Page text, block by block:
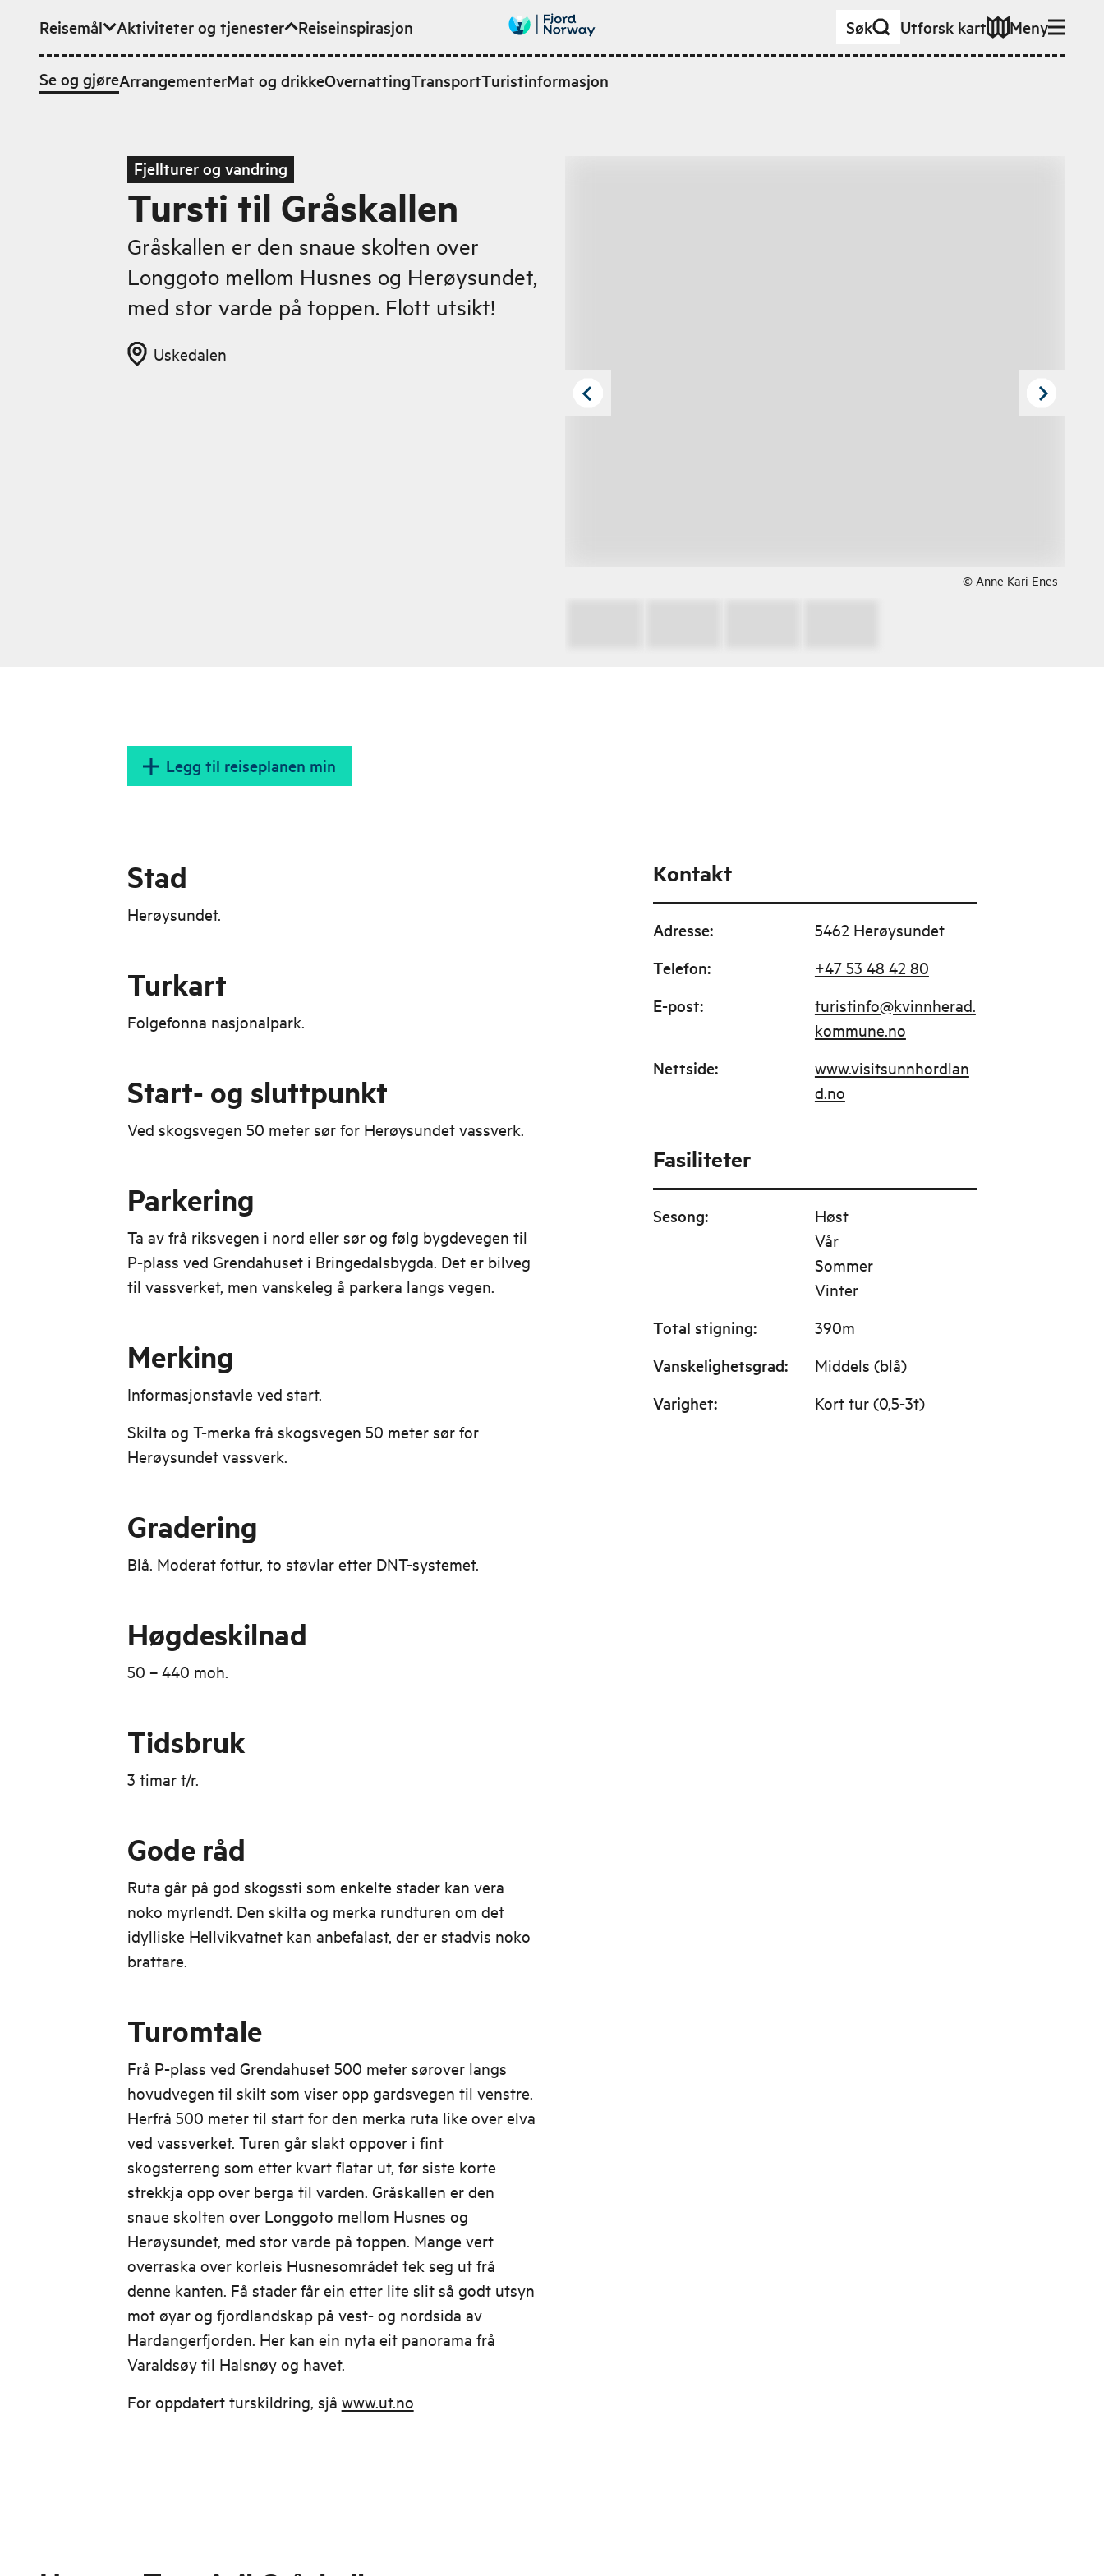
Hopp til hovedinnhold
Reisemål Aktiviteter og tjenester
Se og gjøreArrangementerMat og drikkeOvernattingTransportTuristinformasjon
Reiseinspirasjon Søk Utforsk kart Meny
Fjellturer og vandring
Tursti til Gråskallen
Gråskallen er den snaue skolten over
Longgoto mellom Husnes og Herøysundet,
med stor varde på toppen. Flott utsikt!
Uskedalen
© Anne Kari Enes
Legg til reiseplanen min
Stad
Herøysundet.
Turkart
Folgefonna nasjonalpark.
Start- og sluttpunkt
Ved skogsvegen 50 meter sør for Herøysundet vassverk.
Parkering
Ta av frå riksvegen i nord eller sør og følg bygdevegen til
P-plass ved Grendahuset i Bringedalsbygda. Det er bilveg
til vassverket, men vanskeleg å parkera langs vegen.
Merking
Informasjonstavle ved start.
Skilta og T-merka frå skogsvegen 50 meter sør for
Herøysundet vassverk.
Gradering
Blå. Moderat fottur, to støvlar etter DNT-systemet.
Høgdeskilnad
50 – 440 moh.
Tidsbruk
3 timar t/r.
Gode råd
Ruta går på god skogssti som enkelte stader kan vera
noko myrlendt. Den skilta og merka rundturen om det
idylliske Hellvikvatnet kan anbefalast, der er stadvis noko
brattare.
Turomtale
Frå P-plass ved Grendahuset 500 meter sørover langs
hovudvegen til skilt som viser opp gardsvegen til venstre.
Herfrå 500 meter til start for den merka ruta like over elva
ved vassverket. Turen går slakt oppover i fint
skogsterreng som etter kvart flatar ut, før siste korte
strekkja opp over berga til varden. Gråskallen er den
snaue skolten over Longgoto mellom Husnes og
Herøysundet, med stor varde på toppen. Mange vert
overraska over korleis Husnesområdet tek seg ut frå
denne kanten. Få stader får ein etter lite slit så godt utsyn
mot øyar og fjordlandskap på vest- og nordsida av
Hardangerfjorden. Her kan ein nyta eit panorama frå
Varaldsøy til Halsnøy og havet.
For oppdatert turskildring, sjå www.ut.no
Kontakt
Adresse: 5462 Herøysundet
Telefon: +47 53 48 42 80
E-post:
turistinfo@kvinnherad.
kommune.no
Nettside:
www.visitsunnhordlan
d.no
Fasiliteter
Sesong:
Høst
Vår
Sommer
Vinter
Total stigning: 390m
Vanskelighetsgrad: Middels (blå)
Varighet: Kort tur (0,5-3t)